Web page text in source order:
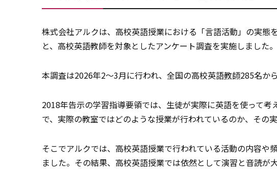
株式会社アルクは、高校英語授業における「言語活動」の実態を
と、高校英語教師を対象としたアンケート調査を実施しました。
本調査は2026年2～3月に行われ、全国の高校英語教師285名か
2018年告示の学習指導要領では、生徒が実際に英語を使って
で、実際の教室ではどのような授業が行われているのか、その
そこでアルクでは、高校英語授業で行われている活動の内容
ました。その結果、高校英語授業では依然として演習と音読が